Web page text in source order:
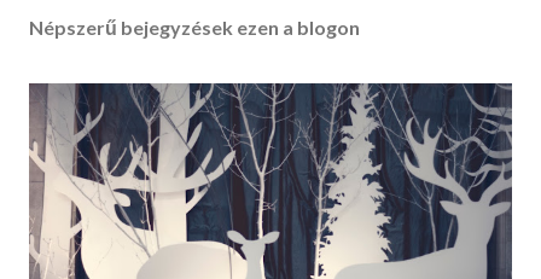
Népszerű bejegyzések ezen a blogon